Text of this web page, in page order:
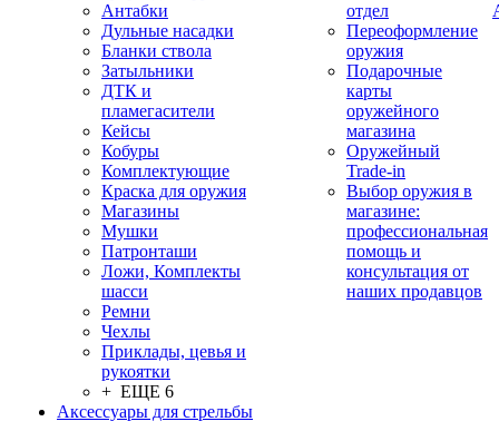
Антабки
Дульные насадки
Бланки ствола
Затыльники
ДТК и
пламегасители
Кейсы
Кобуры
Комплектующие
Краска для оружия
Магазины
Мушки
Патронташи
Ложи, Комплекты
шасси
Ремни
Чехлы
Приклады, цевья и
рукоятки
+ ЕЩЕ 6
Аксессуары для стрельбы
отдел
Переоформление
оружия
Подарочные
карты
оружейного
магазина
Оружейный
Trade-in
Выбор оружия в
магазине:
профессиональная
помощь и
консультация от
наших продавцов